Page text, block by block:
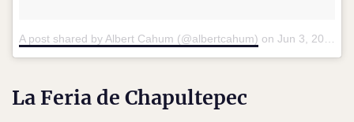
A post shared by Albert Cahum (@albertcahum) on Jun 3, 2018 at 12:39pm PDT
La Feria de Chapultepec